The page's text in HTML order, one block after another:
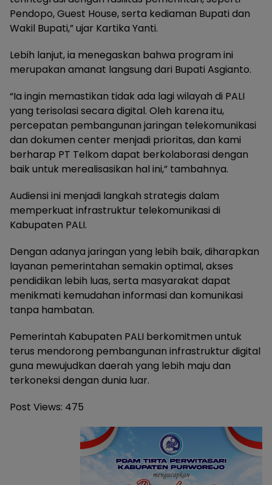
Pendopo, Guest House, serta kediaman Bupati dan
Wakil Bupati,” ujar Kartika Yanti.
Lebih lanjut, ia menegaskan bahwa program ini
merupakan amanat langsung dari Bupati Asgianto.
“Ia ingin memastikan tidak ada lagi wilayah di PALI
yang terisolasi secara digital. Oleh karena itu,
percepatan pembangunan jaringan telekomunikasi
dan dokumen center menjadi prioritas, dan kami
berharap PT Telkom dapat berkolaborasi dengan
baik untuk merealisasikan hal ini,” tambahnya.
Audiensi ini menjadi langkah strategis dalam
memperkuat infrastruktur telekomunikasi di
Kabupaten PALI.
Dengan adanya jaringan yang lebih baik, diharapkan
layanan pemerintahan semakin optimal, akses
pendidikan lebih luas, serta masyarakat dapat
menikmati kemudahan informasi dan komunikasi
tanpa hambatan.
Pemerintah Kabupaten PALI berkomitmen untuk
terus mendorong pembangunan infrastruktur digital
guna mewujudkan daerah yang lebih maju dan
terkoneksi dengan dunia luar.
Post Views: 475